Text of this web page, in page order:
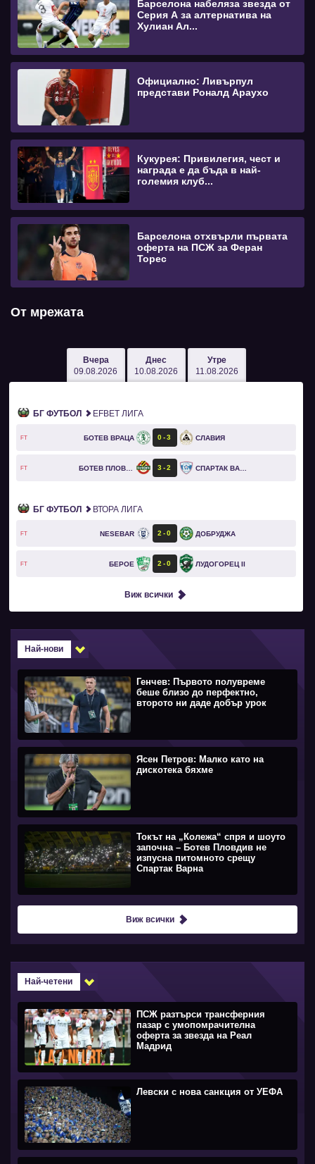
Барселона набеляза звезда от
Серия А за алтернатива на
Хулиан Ал...
Официално: Ливърпул
представи Роналд Араухо
Кукурея: Привилегия, чест и
награда е да бъда в най-
големия клуб...
Барселона отхвърли първата
оферта на ПСЖ за Феран
Торес
От мрежата
Вчера
09.08.2026
Днес
10.08.2026
Утре
11.08.2026
БГ ФУТБОЛ EFBET ЛИГА
FT БОТЕВ ВРАЦА 0 3 СЛАВИЯ
FT БОТЕВ ПЛОВДИВ 3 2 СПАРТАК ВАРНА
БГ ФУТБОЛ ВТОРА ЛИГА
FT NESEBAR 2 0 ДОБРУДЖА
FT БЕРОЕ 2 0 ЛУДОГОРЕЦ II
Виж всички
Най-нови
Генчев: Първото полувреме
беше близо до перфектно,
второто ни даде добър урок
Ясен Петров: Малко като на
дискотека бяхме
Токът на „Колежа“ спря и шоуто
започна – Ботев Пловдив не
изпусна питомното срещу
Спартак Варна
Виж всички
Най-четени
ПСЖ разтърси трансферния
пазар с умопомрачителна
оферта за звезда на Реал
Мадрид
Левски с нова санкция от УЕФА